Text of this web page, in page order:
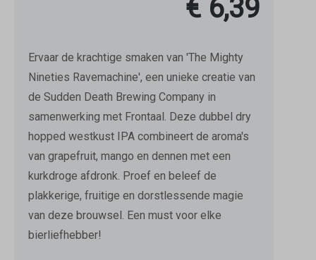
€ 6,39
Ervaar de krachtige smaken van 'The Mighty
Nineties Ravemachine', een unieke creatie van
de Sudden Death Brewing Company in
samenwerking met Frontaal. Deze dubbel dry
hopped westkust IPA combineert de aroma's
van grapefruit, mango en dennen met een
kurkdroge afdronk. Proef en beleef de
plakkerige, fruitige en dorstlessende magie
van deze brouwsel. Een must voor elke
bierliefhebber!